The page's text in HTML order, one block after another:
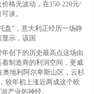
格无波动，在150-220元/
谈。
”，意大利正经历一场静
示，该国
创下的历史最高点这场由
制造商的利润空间，更威
奥地利阿尔卑斯山区，云杉
较年初上涨近两成这个欧
产业的神经。